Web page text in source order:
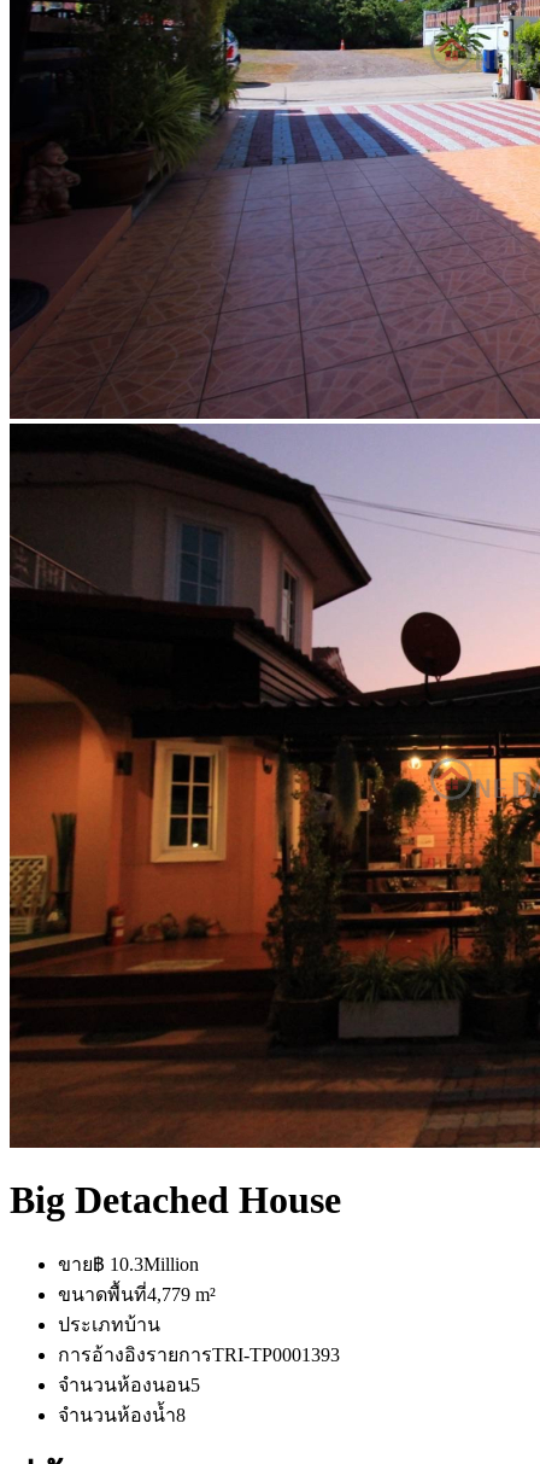
Big Detached House
ขาย฿ 10.3Million
ขนาดพื้นที่4,779 m²
ประเภทบ้าน
การอ้างอิงรายการTRI-TP0001393
จำนวนห้องนอน5
จำนวนห้องน้ำ8